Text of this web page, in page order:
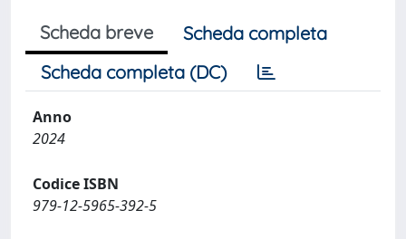
Scheda breve
Scheda completa
Scheda completa (DC)
Anno
2024
Codice ISBN
979-12-5965-392-5